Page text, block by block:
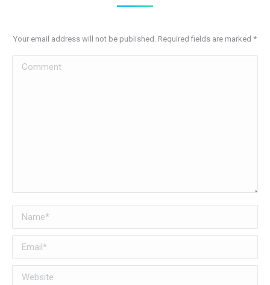
Your email address will not be published. Required fields are marked *
Comment
Name *
Email *
Website